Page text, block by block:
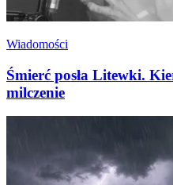
Wiadomości
Śmierć posła Litewki.
milczenie